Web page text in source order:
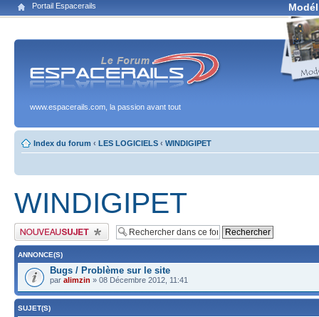
Portail Espacerails
www.espacerails.com, la passion avant tout
Index du forum ‹ LES LOGICIELS ‹ WINDIGIPET
WINDIGIPET
Publier un nouveau sujet
ANNONCE(S)
Bugs / Problème sur le site
par alimzin » 08 Décembre 2012, 11:41
SUJET(S)